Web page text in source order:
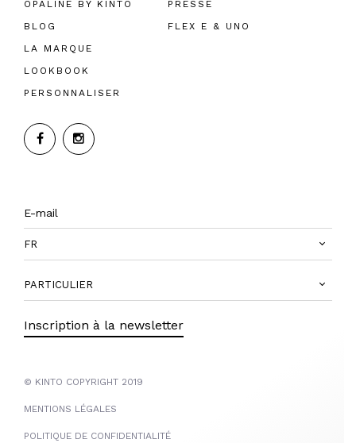
OPALINE BY KINTO
BLOG
LA MARQUE
LOOKBOOK
PERSONNALISER
PRESSE
FLEX E & UNO
FR
PARTICULIER
Inscription à la newsletter
© KINTO COPYRIGHT 2019
MENTIONS LÉGALES
POLITIQUE DE CONFIDENTIALITÉ